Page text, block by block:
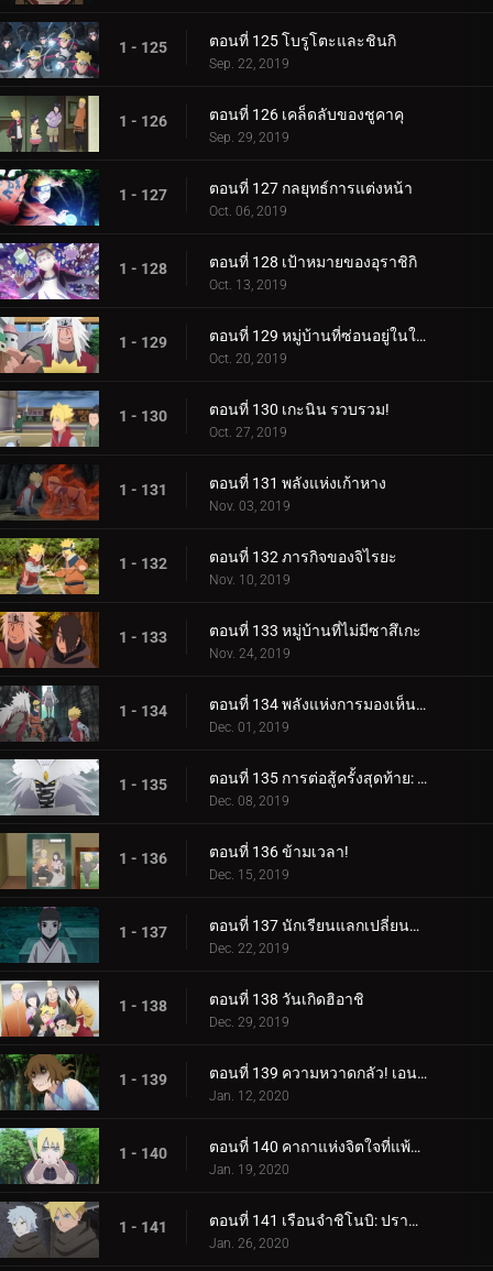
1 - 125 ตอนที่ 125 โบรูโตะและชินกิ
Sep. 22, 2019
1 - 126 ตอนที่ 126 เคล็ดลับของชูคาคุ
Sep. 29, 2019
1 - 127 ตอนที่ 127 กลยุทธ์การแต่งหน้า
Oct. 06, 2019
1 - 128 ตอนที่ 128 เป้าหมายของอุราชิกิ
Oct. 13, 2019
1 - 129 ตอนที่ 129 หมู่บ้านที่ซ่อนอยู่ในใบไม้
Oct. 20, 2019
1 - 130 ตอนที่ 130 เกะนิน รวบรวม!
Oct. 27, 2019
1 - 131 ตอนที่ 131 พลังแห่งเก้าหาง
Nov. 03, 2019
1 - 132 ตอนที่ 132 ภารกิจของจิไรยะ
Nov. 10, 2019
1 - 133 ตอนที่ 133 หมู่บ้านที่ไม่มีซาสึเกะ
Nov. 24, 2019
1 - 134 ตอนที่ 134 พลังแห่งการมองเห็นอนาคต
Dec. 01, 2019
1 - 135 ตอนที่ 135 การต่อสู้ครั้งสุดท้าย: อุราชิกิ
Dec. 08, 2019
1 - 136 ตอนที่ 136 ข้ามเวลา!
Dec. 15, 2019
1 - 137 ตอนที่ 137 นักเรียนแลกเปลี่ยนซามูไร
Dec. 22, 2019
1 - 138 ตอนที่ 138 วันเกิดฮิอาชิ
Dec. 29, 2019
1 - 139 ตอนที่ 139 ความหวาดกลัว! เอนโกะ โอนิคุมะ!
Jan. 12, 2020
1 - 140 ตอนที่ 140 คาถาแห่งจิตใจที่แพ้มันฝรั่งทอด
Jan. 19, 2020
1 - 141 ตอนที่ 141 เรือนจำชิโนบิ: ปราสาทโฮซึกิ
Jan. 26, 2020